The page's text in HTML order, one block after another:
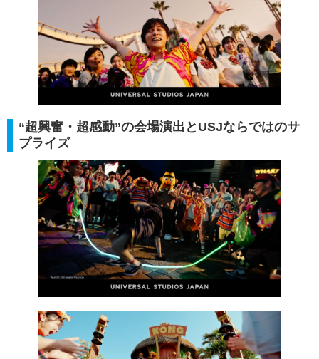
“超興奮・超感動”の会場演出とUSJならではのサ
プライズ